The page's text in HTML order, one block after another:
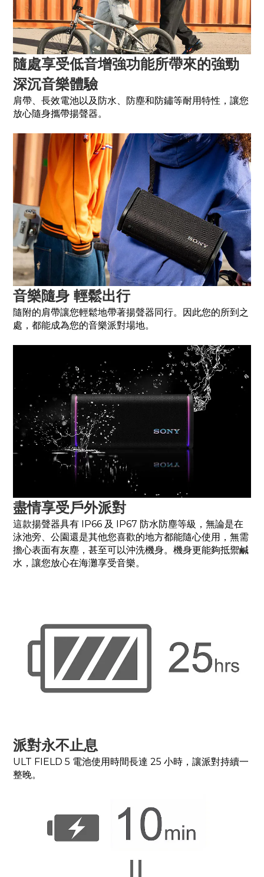
隨處享受低音增強功能所帶來的強勁
深沉音樂體驗
肩帶、長效電池以及防水、防塵和防鏽等耐用特性，讓您
放心隨身攜帶揚聲器。
音樂隨身 輕鬆出行
隨附的肩帶讓您輕鬆地帶著揚聲器同行。因此您的所到之
處，都能成為您的音樂派對場地。
盡情享受戶外派對
這款揚聲器具有 IP66 及 IP67 防水防塵等級，無論是在
泳池旁、公園還是其他您喜歡的地方都能隨心使用，無需
擔心表面有灰塵，甚至可以沖洗機身。機身更能夠抵禦鹹
水，讓您放心在海灘享受音樂。
派對永不止息
ULT FIELD 5 電池使用時間長達 25 小時，讓派對持續一
整晚。